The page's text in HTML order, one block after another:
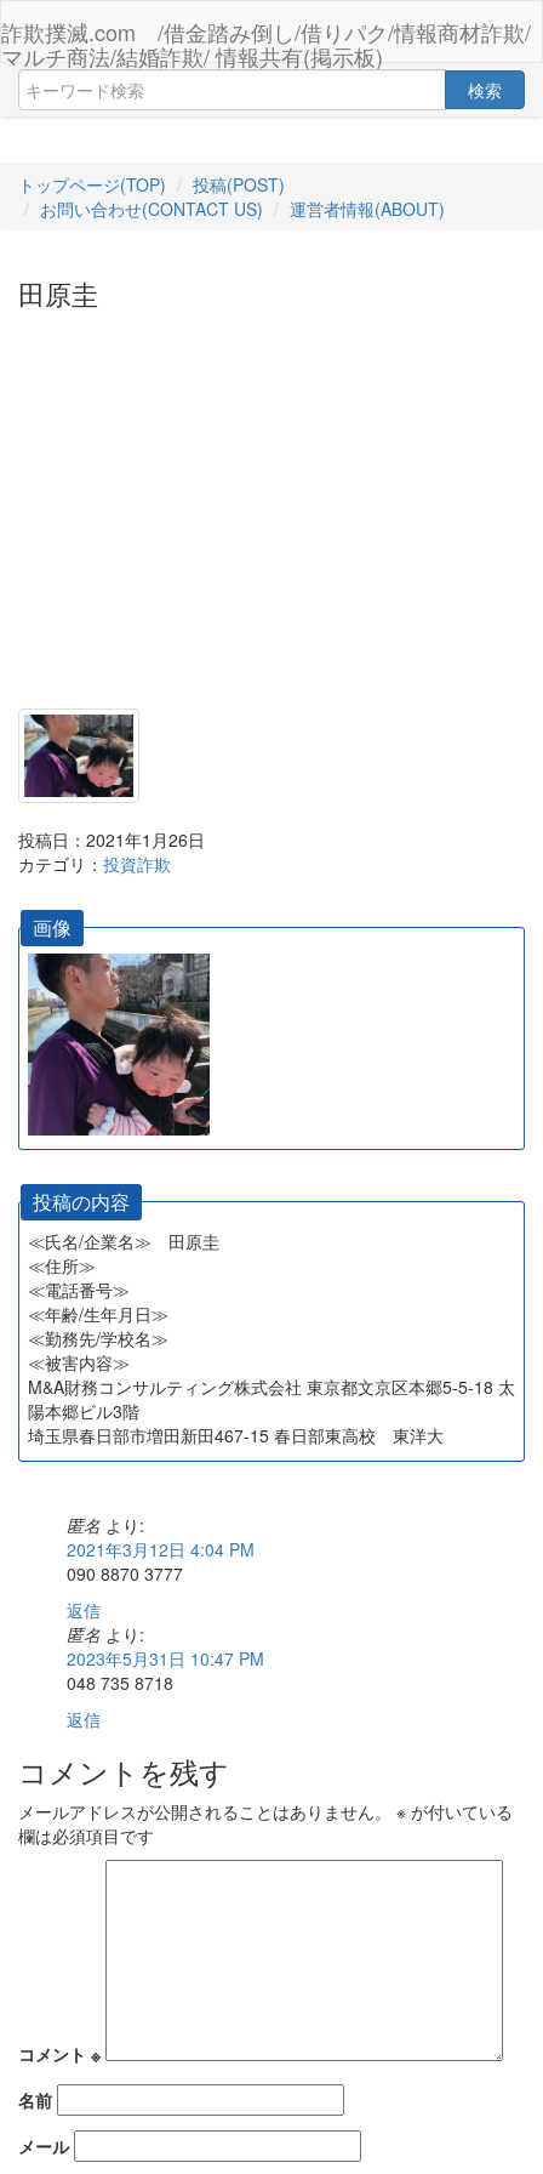
詐欺撲滅.com /借金踏み倒し/借りパク/情報商材詐欺/
マルチ商法/結婚詐欺/ 情報共有(掲示板)
検索
トップページ(TOP)
投稿(POST)
お問い合わせ(CONTACT US)
運営者情報(ABOUT)
田原圭
投稿日：2021年1月26日
カテゴリ： 投資詐欺
画像
投稿の内容
≪氏名/企業名≫ 田原圭
≪住所≫
≪電話番号≫
≪年齢/生年月日≫
≪勤務先/学校名≫
≪被害内容≫
M&A財務コンサルティング株式会社 東京都文京区本郷5-5-18 太
陽本郷ビル3階
埼玉県春日部市増田新田467-15 春日部東高校 東洋大
匿名 より:
2021年3月12日 4:04 PM
090 8870 3777
返信
匿名 より:
2023年5月31日 10:47 PM
048 735 8718
返信
コメントを残す
メールアドレスが公開されることはありません。 ※ が付いている
欄は必須項目です
コメント ※
名前
メール